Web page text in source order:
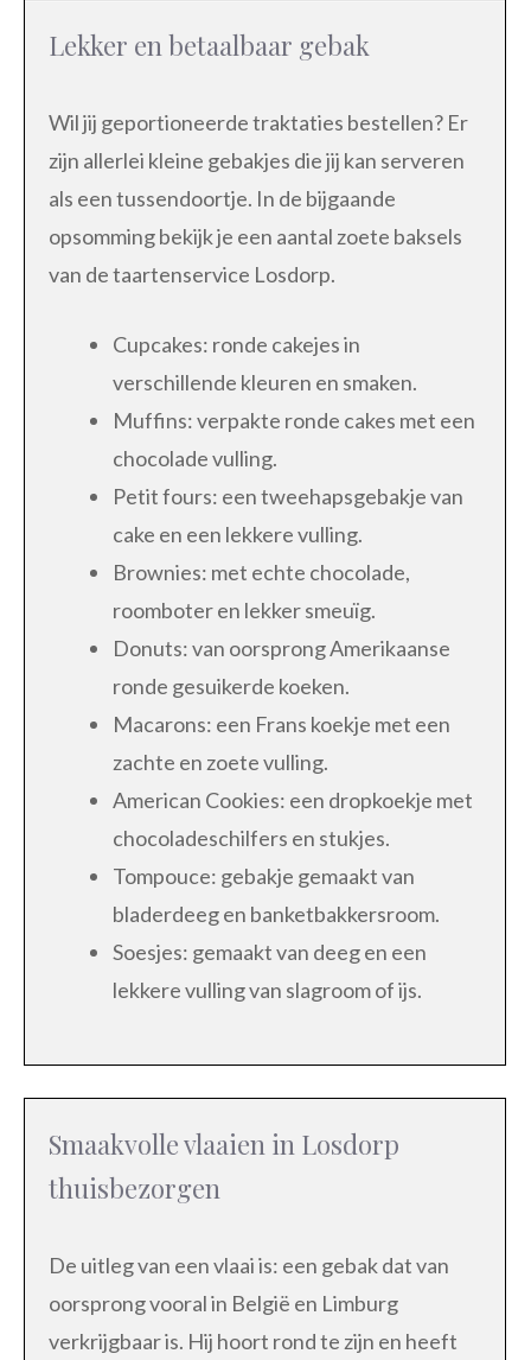
Lekker en betaalbaar gebak
Wil jij geportioneerde traktaties bestellen? Er
zijn allerlei kleine gebakjes die jij kan serveren
als een tussendoortje. In de bijgaande
opsomming bekijk je een aantal zoete baksels
van de taartenservice Losdorp.
Cupcakes: ronde cakejes in
verschillende kleuren en smaken.
Muffins: verpakte ronde cakes met een
chocolade vulling.
Petit fours: een tweehapsgebakje van
cake en een lekkere vulling.
Brownies: met echte chocolade,
roomboter en lekker smeuïg.
Donuts: van oorsprong Amerikaanse
ronde gesuikerde koeken.
Macarons: een Frans koekje met een
zachte en zoete vulling.
American Cookies: een dropkoekje met
chocoladeschilfers en stukjes.
Tompouce: gebakje gemaakt van
bladerdeeg en banketbakkersroom.
Soesjes: gemaakt van deeg en een
lekkere vulling van slagroom of ijs.
Smaakvolle vlaaien in Losdorp
thuisbezorgen
De uitleg van een vlaai is: een gebak dat van
oorsprong vooral in België en Limburg
verkrijgbaar is. Hij hoort rond te zijn en heeft